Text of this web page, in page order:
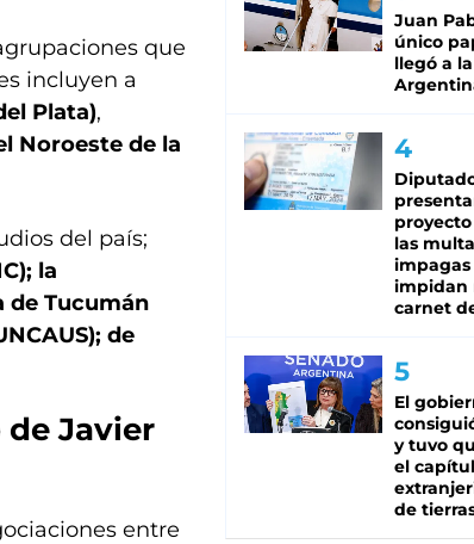
que
incluyen a
Plata),
Noroeste de la
del país;
la
de Tucumán
de
de Javier
entre
Juan
único
llegó a la
las
impagas
impidan
carnet
El
y tuvo
el
de